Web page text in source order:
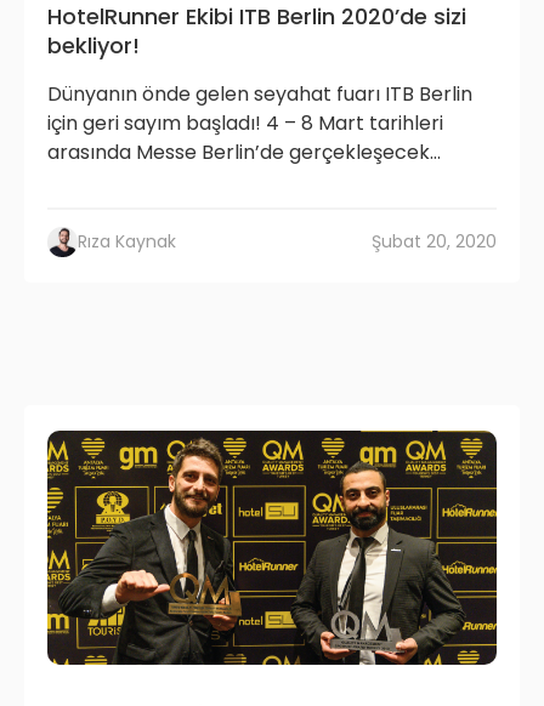
HotelRunner Ekibi ITB Berlin 2020’de sizi
bekliyor!
Dünyanın önde gelen seyahat fuarı ITB Berlin
için geri sayım başladı! 4 – 8 Mart tarihleri
arasında Messe Berlin’de gerçekleşecek...
Rıza Kaynak Şubat 20, 2020